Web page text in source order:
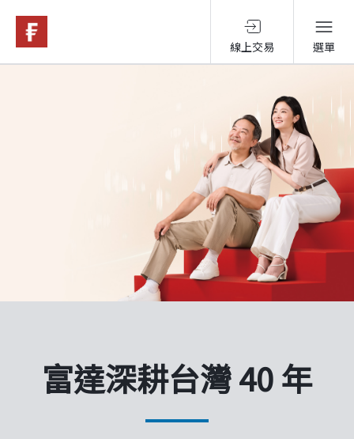
線上交易 選單
關於富達
企業永續富達深耕台灣 40 年